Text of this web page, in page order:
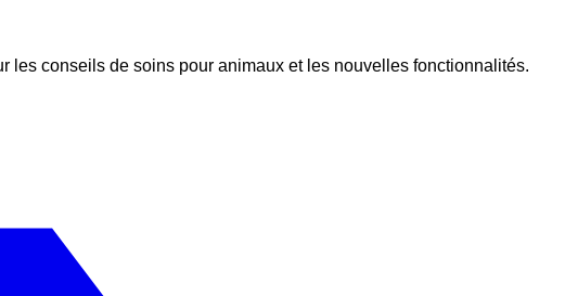
les conseils de soins pour animaux et les nouvelles fonctionnalités.